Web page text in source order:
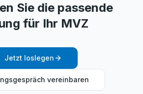
Sie die passende
für Ihr MVZ
Jetzt loslegen
vereinbaren